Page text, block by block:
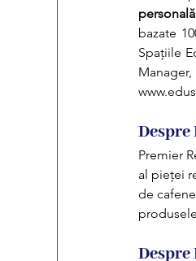
personală
bazate
Spațiile
Manager,
Despre
Premier
al pieței
de